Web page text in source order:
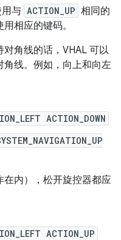
与 ACTION_UP 相同的
相应的键码。
角线的话，VHAL 可以
线。例如，向上和向左
ACTION_DOWN
内），松开旋控器都应
ACTION_UP